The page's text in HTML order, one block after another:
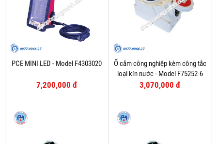
PCE MINI LED - Model F4303020
7,200,000 đ
Ổ cắm công nghiệp kèm công tắc
loại kín nước - Model F75252-6
3,070,000 đ